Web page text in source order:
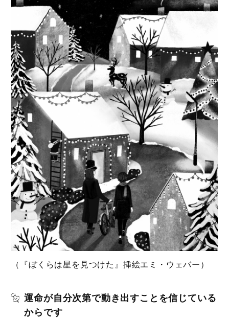
（『ぼくらは星を見つけた』挿絵エミ・ウェバー）
運命が自分次第で動き出すことを信じている
からです